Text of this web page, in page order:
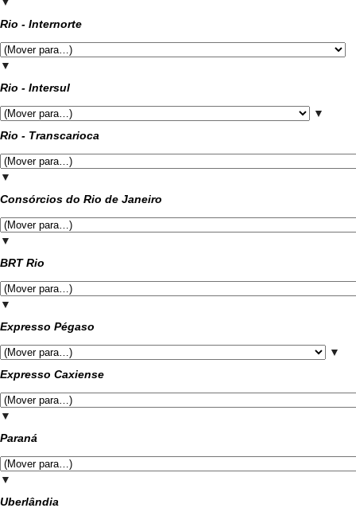
Rio - Internorte
▼
Rio - Intersul
▼
Rio - Transcarioca
▼
Consórcios do Rio de Janeiro
▼
BRT Rio
▼
Expresso Pégaso
▼
Expresso Caxiense
▼
Paraná
▼
Uberlândia